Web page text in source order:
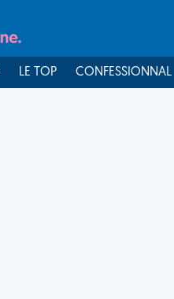
LE TOP CONFESSIONNAL